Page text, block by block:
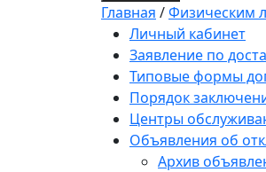
Главная /Физическим
Личный кабинет
Заявление по
Типовые формы
Порядок
Центры
Объявления об
Архив